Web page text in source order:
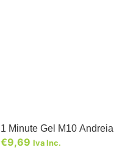
1 Minute Gel M10 Andreia
€9,69 Iva Inc.